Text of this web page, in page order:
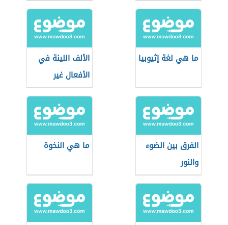
ما هي لغة إثيوبيا
الألف اللينة في
الأفعال غير
الثلاثية
الفرق بين الضوء
والنور
ما هي النخوة